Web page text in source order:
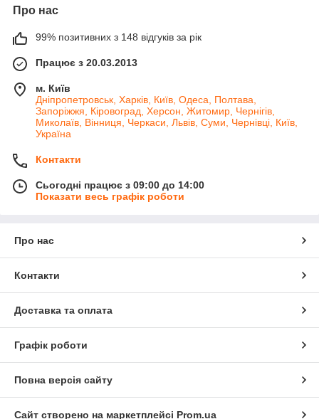
Про нас
99% позитивних з 148 відгуків за рік
Працює з 20.03.2013
м. Київ
Дніпропетровськ, Харків, Київ, Одеса, Полтава,
Запоріжжя, Кіровоград, Херсон, Житомир, Чернігів,
Миколаїв, Вінниця, Черкаси, Львів, Суми, Чернівці, Київ,
Україна
Контакти
Сьогодні працює з 09:00 до 14:00
Показати весь графік роботи
Про нас
Контакти
Доставка та оплата
Графік роботи
Повна версія сайту
Сайт створено на маркетплейсі Prom.ua